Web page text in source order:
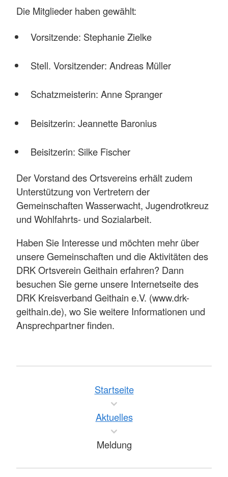
Die Mitglieder haben gewählt:
Vorsitzende: Stephanie Zielke
Stell. Vorsitzender: Andreas Müller
Schatzmeisterin: Anne Spranger
Beisitzerin: Jeannette Baronius
Beisitzerin: Silke Fischer
Der Vorstand des Ortsvereins erhält zudem
Unterstützung von Vertretern der
Gemeinschaften Wasserwacht, Jugendrotkreuz
und Wohlfahrts- und Sozialarbeit.
Haben Sie Interesse und möchten mehr über
unsere Gemeinschaften und die Aktivitäten des
DRK Ortsverein Geithain erfahren? Dann
besuchen Sie gerne unsere Internetseite des
DRK Kreisverband Geithain e.V. (www.drk-
geithain.de), wo Sie weitere Informationen und
Ansprechpartner finden.
Startseite
Aktuelles
Meldung